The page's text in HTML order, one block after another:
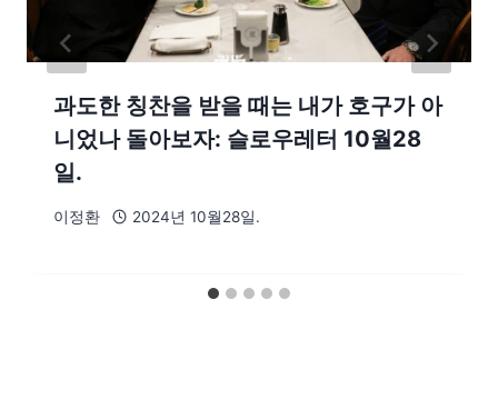
과도한 칭찬을 받을 때는 내가 호구가 아
니었나 돌아보자: 슬로우레터 10월28
일.
이정환 2024년 10월28일.